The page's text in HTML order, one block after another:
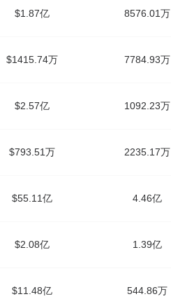
$1.87亿 8576.01万
$1415.74万 7784.93万
$2.57亿 1092.23万
$793.51万 2235.17万
$55.11亿 4.46亿
$2.08亿 1.39亿
$11.48亿 544.86万